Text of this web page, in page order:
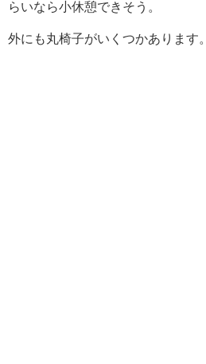
らいなら小休憩できそう。
外にも丸椅子がいくつかあります。